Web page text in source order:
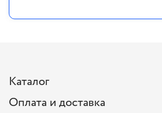
Каталог
Оплата и доставка